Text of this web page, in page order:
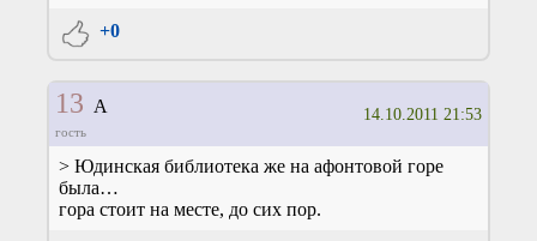
+0
13 А
гость
14.10.2011 21:53
> Юдинская библиотека же на афонтовой горе
была…
гора стоит на месте, до сих пор.